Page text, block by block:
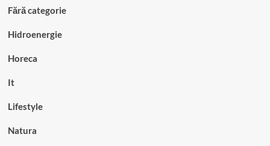
Fără categorie
Hidroenergie
Horeca
It
Lifestyle
Natura